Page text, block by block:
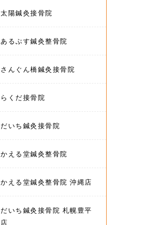
太陽鍼灸接骨院
あるぷす鍼灸整骨院
さんぐん橋鍼灸接骨院
らくだ接骨院
だいち鍼灸接骨院
かえる堂鍼灸整骨院
かえる堂鍼灸整骨院 沖縄店
だいち鍼灸接骨院 札幌豊平
店